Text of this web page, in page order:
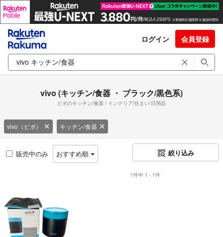
ログイン 会員登録
vivo (キッチン/食器 ・ ブラック/黒色系)
ビボのキッチン/食器 / インテリア/住まい/日用品
vivo（ビボ） キッチン/食器
販売中のみ おすすめ順 絞り込み
1件中 1 - 1件